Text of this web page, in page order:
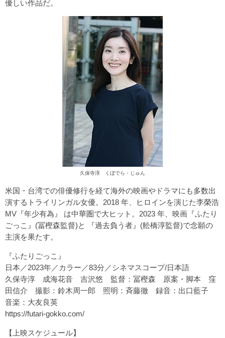
優しい作品だ。
久保寺淳 くぼでら・じゅん
米国・台湾での俳優修行を経て海外の映画やドラマにも多数出
演するトライリンガル女優。2018 年、ヒロインを演じた李榮浩
MV『年少有為』 は中華圏で大ヒット。2023 年、映画『ふたり
ごっこ』(冨樫森監督)と 『過去負う者』(舩橋淳監督)で念願の
主演を果たす。
『ふたりごっこ』
日本／2023年／カラー／83分／シネマスコープ/日本語
久保寺淳 成海花音 吉沢悠 監督：冨樫森 原案・脚本 窪
田信介 撮影：鈴木周一郎 照明：斉藤徹 録音：出口藍子
音楽：大友良英
https://futari-gokko.com/
【上映スケジュール】